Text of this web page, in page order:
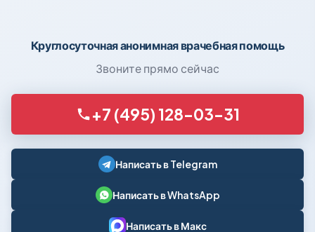
Круглосуточная анонимная врачебная помощь
Звоните прямо сейчас
+7 (495) 128-03-31
Написать в Telegram
Написать в WhatsApp
Написать в Макс